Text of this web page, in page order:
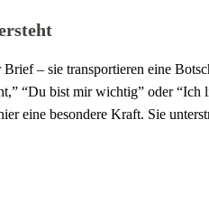
– sie transportieren eine
“Du bist mir wichtig” oder “Ich
eine besondere Kraft. Sie